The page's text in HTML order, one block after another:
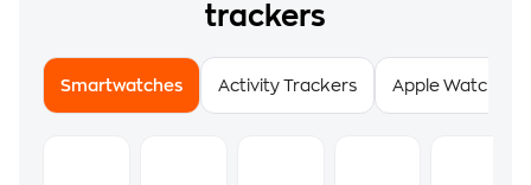
trackers
Smartwatches Activity Trackers Apple Watch